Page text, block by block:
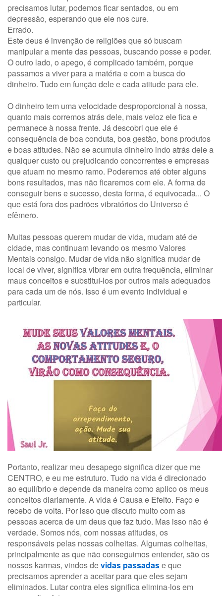
precisamos lutar, podemos ficar sentados, ou em
depressão, esperando que ele nos cure.
Errado.
Este deus é invenção de religiões que só buscam
manipular a mente das pessoas, buscando posse e poder.
O outro lado, o apego, é complicado também, porque
passamos a viver para a matéria e com a busca do
dinheiro. Tudo em função dele e cada atitude para ele.
O dinheiro tem uma velocidade desproporcional à nossa,
quanto mais corremos atrás dele, mais veloz ele fica e
permanece à nossa frente. Já descobri que ele é
consequência de boa conduta, boa gestão, bons produtos
e boas atitudes. Não se acumula dinheiro indo atrás dele a
qualquer custo ou prejudicando concorrentes e empresas
que atuam no mesmo ramo. Poderemos até obter alguns
bons resultados, mas não ficaremos com ele. A forma de
conseguir bens e sucesso, desta forma, é equivocada... O
que está fora dos padrões vibratórios do Universo é
efêmero.
Muitas pessoas querem mudar de vida, mudam até de
cidade, mas continuam levando os mesmo Valores
Mentais consigo. Mudar de vida não significa mudar de
local de viver, significa vibrar em outra frequência, eliminar
maus conceitos e substituí-los por outros mais adequados
para cada um de nós. Isso é um evento individual e
particular.
Portanto, realizar meu desapego significa dizer que me
CENTRO, e eu me estruturo. Tudo na vida é direcionado
ao equilíbrio e depende da maneira como aplico os meus
conceitos diariamente. A vida é Causa e Efeito. Faço e
recebo de volta. Por isso que discuto muito com as
pessoas acerca de um deus que faz tudo. Mas isso não é
verdade. Somos nós, com nossas atitudes, os
responsáveis pelas nossas colheitas. Algumas colheitas,
principalmente as que não conseguimos entender, são os
nossos karmas, vindos devidas passadase que
precisamos aprender a aceitar para que eles sejam
eliminados. Lutar contra eles significa elimina-los em